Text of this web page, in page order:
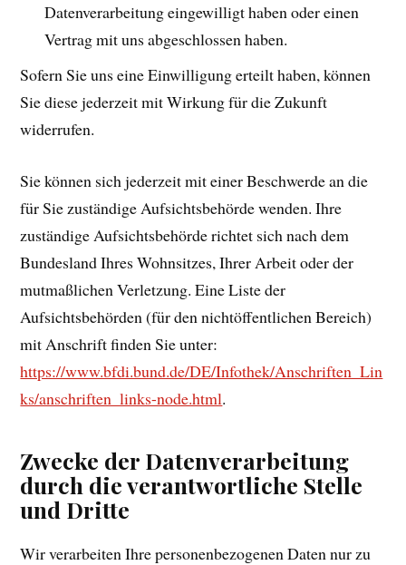
Datenverarbeitung eingewilligt haben oder einen
Vertrag mit uns abgeschlossen haben.
Sofern Sie uns eine Einwilligung erteilt haben, können
Sie diese jederzeit mit Wirkung für die Zukunft
widerrufen.
Sie können sich jederzeit mit einer Beschwerde an die
für Sie zuständige Aufsichtsbehörde wenden. Ihre
zuständige Aufsichtsbehörde richtet sich nach dem
Bundesland Ihres Wohnsitzes, Ihrer Arbeit oder der
mutmaßlichen Verletzung. Eine Liste der
Aufsichtsbehörden (für den nichtöffentlichen Bereich)
mit Anschrift finden Sie unter:
https://www.bfdi.bund.de/DE/Infothek/Anschriften_Lin
ks/anschriften_links-node.html.
Zwecke der Datenverarbeitung
durch die verantwortliche Stelle
und Dritte
Wir verarbeiten Ihre personenbezogenen Daten nur zu